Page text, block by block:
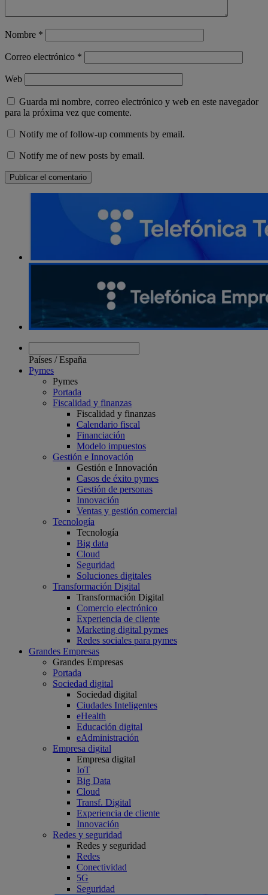
Nombre *
Correo electrónico *
Web
Guarda mi nombre, correo electrónico y web en este navegador
para la próxima vez que comente.
Notify me of follow-up comments by email.
Notify me of new posts by email.
Países /España
Pymes
Pymes
Portada
Fiscalidad y finanzas
Fiscalidad y finanzas
Calendario fiscal
Financiación
Modelo impuestos
Gestión e Innovación
Gestión e Innovación
Casos de éxito pymes
Gestión de personas
Innovación
Ventas y gestión comercial
Tecnología
Tecnología
Big data
Cloud
Seguridad
Soluciones digitales
Transformación Digital
Transformación Digital
Comercio electrónico
Experiencia de cliente
Marketing digital pymes
Redes sociales para pymes
Grandes Empresas
Grandes Empresas
Portada
Sociedad digital
Sociedad digital
Ciudades Inteligentes
eHealth
Educación digital
eAdministración
Empresa digital
Empresa digital
IoT
Big Data
Cloud
Transf. Digital
Experiencia de cliente
Innovación
Redes y seguridad
Redes y seguridad
Redes
Conectividad
5G
Seguridad